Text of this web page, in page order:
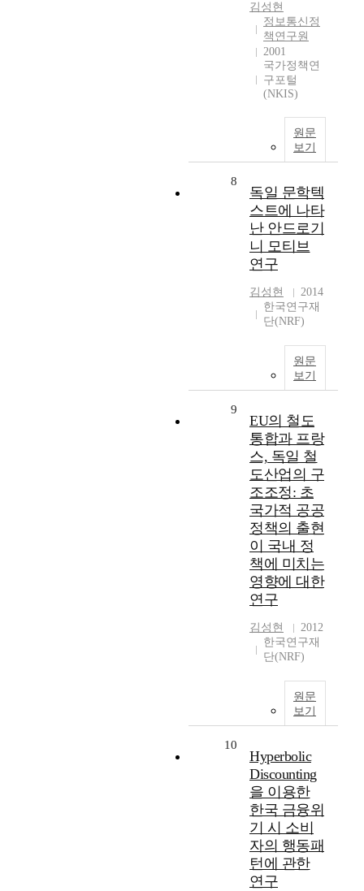
김성현
정보통신정
책연구원
2001
국가정책연
구포털
(NKIS)
원문
보기
8
독일 문학텍
스트에 나타
난 안드로기
니 모티브
연구
김성현
2014
한국연구재
단(NRF)
원문
보기
9
EU의 철도
통합과 프랑
스, 독일 철
도산업의 구
조조정: 초
국가적 공공
정책의 출현
이 국내 정
책에 미치는
영향에 대한
연구
김성현
2012
한국연구재
단(NRF)
원문
보기
10
Hyperbolic
Discounting
을 이용한
한국 금융위
기 시 소비
자의 행동패
턴에 관한
연구